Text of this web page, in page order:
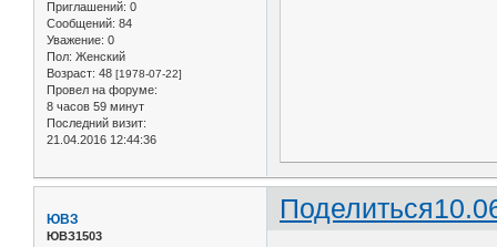
Приглашений: 0
Сообщений: 84
Уважение: 0
Пол: Женский
Возраст: 48 [1978-07-22]
Провел на форуме:
8 часов 59 минут
Последний визит:
21.04.2016 12:44:36
Поделиться
ЮВЗ
ЮВЗ1503